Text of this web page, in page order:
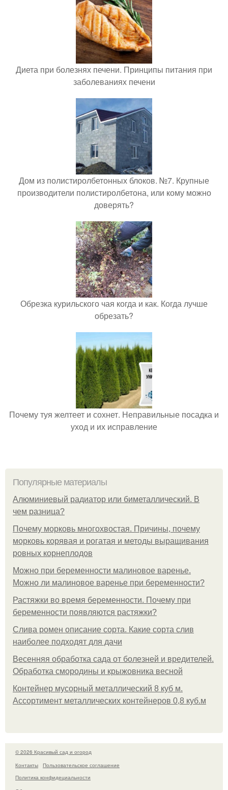
Диета при болезнях печени. Принципы питания при
заболеваниях печени
Дом из полистиролбетонных блоков. №7. Крупные
производители полистиролбетона, или кому можно
доверять?
Обрезка курильского чая когда и как. Когда лучше
обрезать?
Почему туя желтеет и сохнет. Неправильные посадка и
уход и их исправление
Популярные материалы
Алюминиевый радиатор или биметаллический. В
чем разница?
Почему морковь многохвостая. Причины, почему
морковь корявая и рогатая и методы выращивания
ровных корнеплодов
Можно при беременности малиновое варенье.
Можно ли малиновое варенье при беременности?
Растяжки во время беременности. Почему при
беременности появляются растяжки?
Слива ромен описание сорта. Какие сорта слив
наиболее подходят для дачи
Весенняя обработка сада от болезней и вредителей.
Обработка смородины и крыжовника весной
Контейнер мусорный металлический 8 куб м.
Ассортимент металлических контейнеров 0,8 куб.м
© 2026 Красивый сад и огород
Контакты
Пользовательское соглашение
Политика конфидециальности